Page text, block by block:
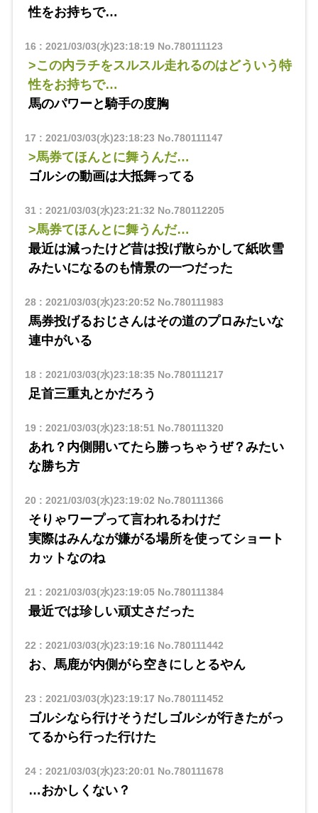
性をお持ちで…
16 : 2021/03/03(水)23:18:19No.780111123
>この内ラチをスルスル走れるのはどういう特
性をお持ちで…
馬のパワーと騎手の度胸
17 : 2021/03/03(水)23:18:23 No.780111147
>馬券てほんとに舞うんだ…
ゴルシの動画は大抵舞ってる
31 : 2021/03/03(水)23:21:32 No.780112205
>馬券てほんとに舞うんだ…
最近は減ったけど昔は投げ散らかして紙吹雪
みたいになるのも情景の一つだった
28: 2021/03/03(水)23:20:52 No.780111983
馬券投げるおじさんはその道のプロみたいな
連中がいる
18: 2021/03/03(水)23:18:35No.780111217
足首三重丸とかだろう
19: 2021/03/03(水)23:18:51 No.780111320
あれ？内側開いてたら勝っちゃうぜ？みたい
な勝ち方
20 : 2021/03/03(水)23:19:02 No.780111366
そりゃワープって言われるわけだ
実際はみんなが嫌がる場所を使ってショート
カットなのね
21 : 2021/03/03(水)23:19:05No.780111384
最近では珍しい頑丈さだった
22 : 2021/03/03(水)23:19:16 No.780111442
お、馬鹿が内側がら空きにしとるやん
23 : 2021/03/03(水)23:19:17 No.780111452
ゴルシなら行けそうだしゴルシが行きたがっ
てるから行った行けた
24: 2021/03/03(水)23:20:01 No.780111678
…おかしくない？